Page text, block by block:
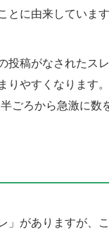
とに由来しています
投稿がなされたス
りやすくなります
ごろから急激に
」がありますが、